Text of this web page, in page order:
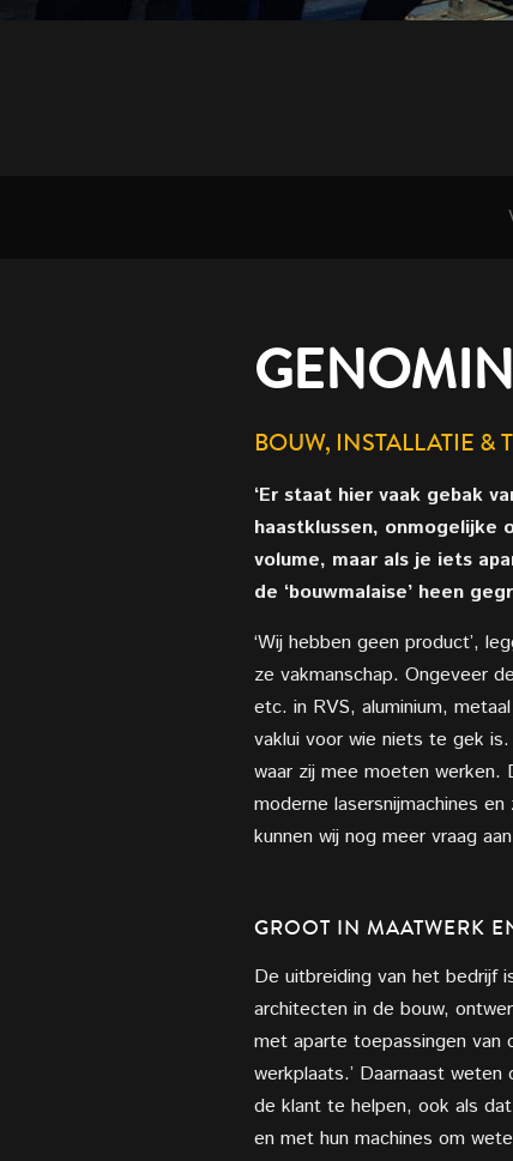
BOUW, INSTALLATIE &
‘Er staat hier vaak gebak
haastklussen, onmogelijke
volume, maar als je iets
de ‘bouwmalaise’ heen
‘Wij hebben geen product’,
ze vakmanschap. Ongeveer
etc. in RVS, aluminium,
vaklui voor wie niets te gek
waar zij mee moeten
moderne lasersnijmachines
kunnen wij nog meer vraag
GROOT IN MAATWERK
De uitbreiding van het bedrijf
architecten in de bouw,
met aparte toepassingen van
werkplaats.’ Daarnaast
de klant te helpen, ook als
en met hun machines om